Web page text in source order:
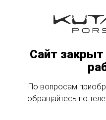
Сайт закрыт
По вопросам
обращайтесь по